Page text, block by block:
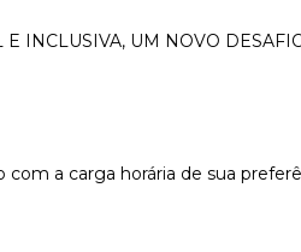
INCLUSIVA, UM NOVO
a carga horária de sua